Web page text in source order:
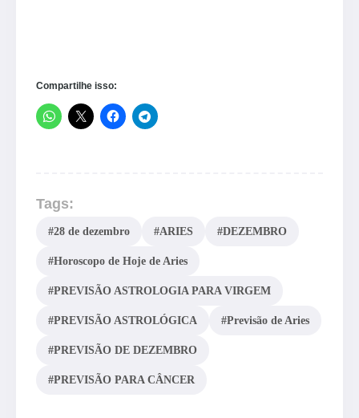
Compartilhe isso:
Tags:
#28 de dezembro #ARIES #DEZEMBRO
#Horoscopo de Hoje de Aries
#PREVISÃO ASTROLOGIA PARA VIRGEM
#PREVISÃO ASTROLÓGICA #Previsão de Aries
#PREVISÃO DE DEZEMBRO
#PREVISÃO PARA CÂNCER